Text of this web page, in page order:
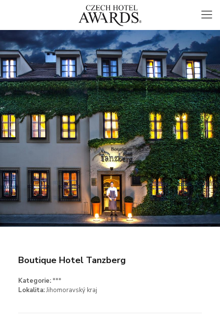
Boutique Hotel Tanzberg
Kategorie:***
Lokalita:Jihomoravský kraj